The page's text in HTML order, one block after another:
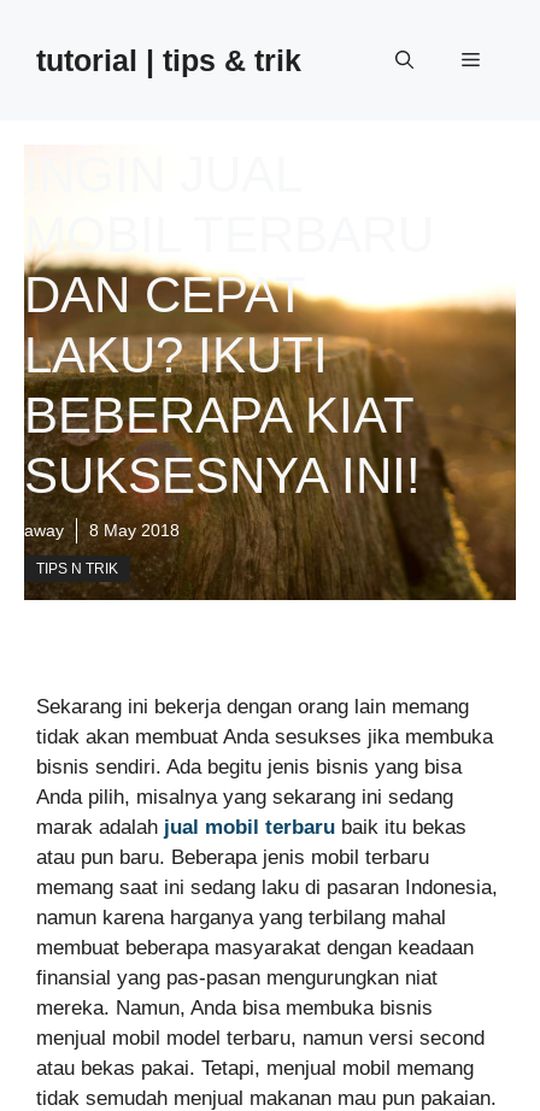
contenttutorial | tips & trik Menu
MOBIL TERBARU
DAN CEPAT
LAKU? IKUTI
BEBERAPA KIAT
SUKSESNYA INI!
away 8 May 2018
TIPS N TRIK
Sekarang ini bekerja dengan orang lain memang
tidak akan membuat Anda sesukses jika membuka
bisnis sendiri. Ada begitu jenis bisnis yang bisa
Anda pilih, misalnya yang sekarang ini sedang
marak adalah jual mobil terbaru baik itu bekas
atau pun baru. Beberapa jenis mobil terbaru
memang saat ini sedang laku di pasaran Indonesia,
namun karena harganya yang terbilang mahal
membuat beberapa masyarakat dengan keadaan
finansial yang pas-pasan mengurungkan niat
mereka. Namun, Anda bisa membuka bisnis
menjual mobil model terbaru, namun versi second
atau bekas pakai. Tetapi, menjual mobil memang
tidak semudah menjual makanan mau pun pakaian.